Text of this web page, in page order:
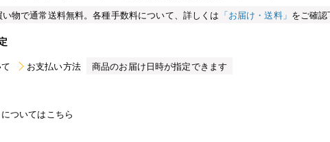
物で通常送料無料。各種手数料について、詳しくは 「お届け・送料」 をご確
お支払い方法 商品のお届け日時が指定できます
ついてはこちら